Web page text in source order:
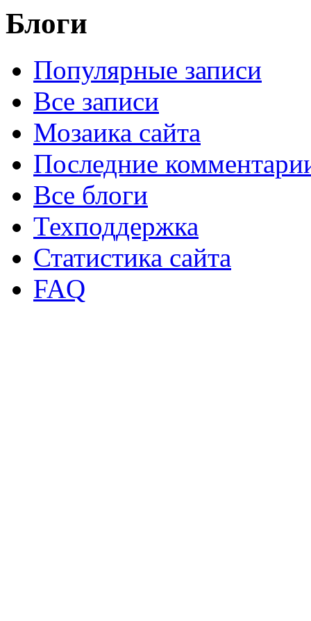
Блоги
Популярные записи
Все записи
Мозаика сайта
Последние
Все блоги
Техподдержка
Статистика сайта
FAQ